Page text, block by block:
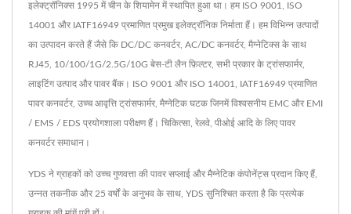
इलेक्ट्रॉनिक्स 1995 में चीन के शियामेन में स्थापित हुआ था। हम ISO 9001, ISO
14001 और IATF16949 प्रमाणित प्रमुख इलेक्ट्रॉनिक निर्माता हैं। हम विभिन्न उत्पादों
का उत्पादन करते हैं जैसे कि DC/DC कनवर्टर, AC/DC कनवर्टर, मैग्नेटिक्स के साथ
RJ45, 10/100/1G/2.5G/10G बेस-टी लैन फ़िल्टर, सभी प्रकार के ट्रांसफार्मर,
लाइटिंग उत्पाद और पावर बैंक। ISO 9001 और ISO 14001, IATF16949 प्रमाणित
पावर कनवर्टर, उच्च आवृत्ति ट्रांसफार्मर, मैग्नेटिक घटक जिनमें विश्वसनीय EMC और EMI
/ EMS / EDS प्रयोगशाला परीक्षण हैं। चिकित्सा, रेलवे, पीओई आदि के लिए पावर
कनवर्टर समाधान।
YDS ने ग्राहकों को उच्च गुणवत्ता की पावर सप्लाई और मैग्नेटिक कंपोनेंट्स प्रदान किए हैं,
उन्नत तकनीक और 25 वर्षों के अनुभव के साथ, YDS सुनिश्चित करता है कि प्रत्येक